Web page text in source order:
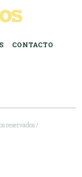
CONTACTO
reservados /